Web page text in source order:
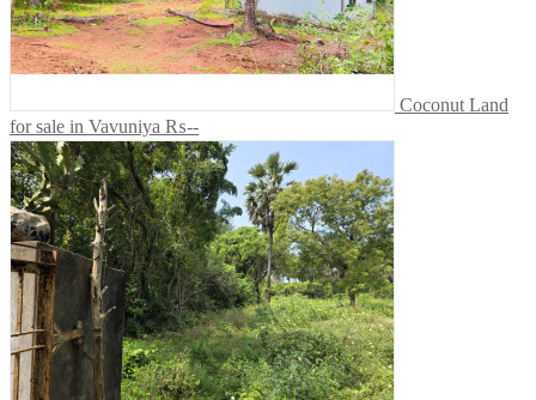
Coconut Land
for sale in Vavuniya ₨--